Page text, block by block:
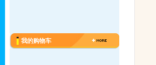
我的购物车